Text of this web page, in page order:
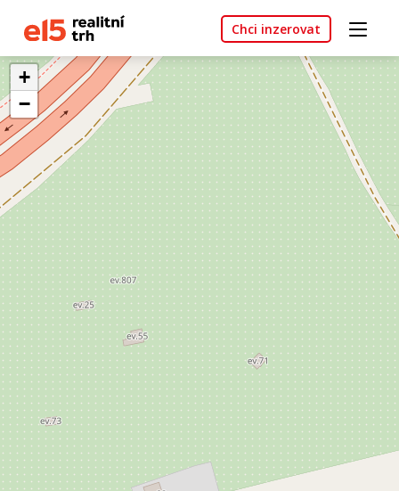
Chci inzerovat
+
−